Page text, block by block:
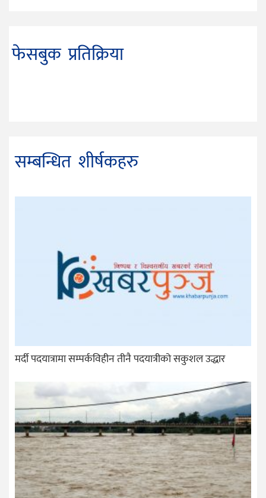
फेसबुक प्रतिक्रिया
सम्बन्धित शीर्षकहरु
मर्दी पदयात्रामा सम्पर्कविहीन तीनै पदयात्रीको सकुशल उद्धार